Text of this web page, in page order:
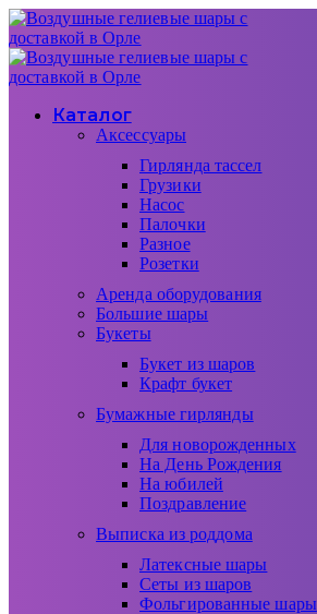
Каталог
Аксессуары
Гирлянда тассел
Грузики
Насос
Палочки
Разное
Розетки
Аренда оборудования
Большие шары
Букеты
Букет из шаров
Крафт букет
Бумажные гирлянды
Для новорожденных
На День Рождения
На юбилей
Поздравление
Выписка из роддома
Латексные шары
Сеты из шаров
Фольгированные шары